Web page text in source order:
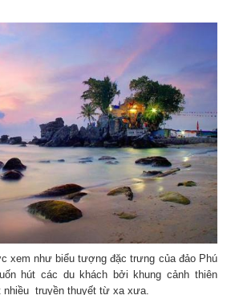
xem như biểu tượng đặc trưng của đảo Phú
hút các du khách bởi khung cảnh thiên
nhiều truyền thuyết từ xa xưa.